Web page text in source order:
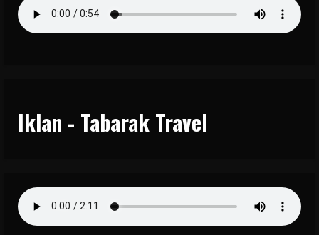
Iklan - Tabarak Travel